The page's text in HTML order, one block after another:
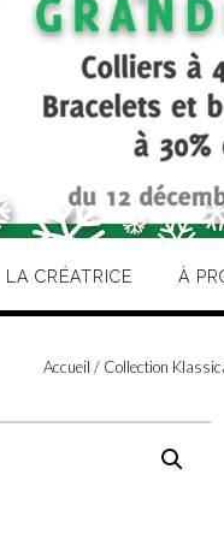
LA CRÉATRICE À
Accueil / Collection